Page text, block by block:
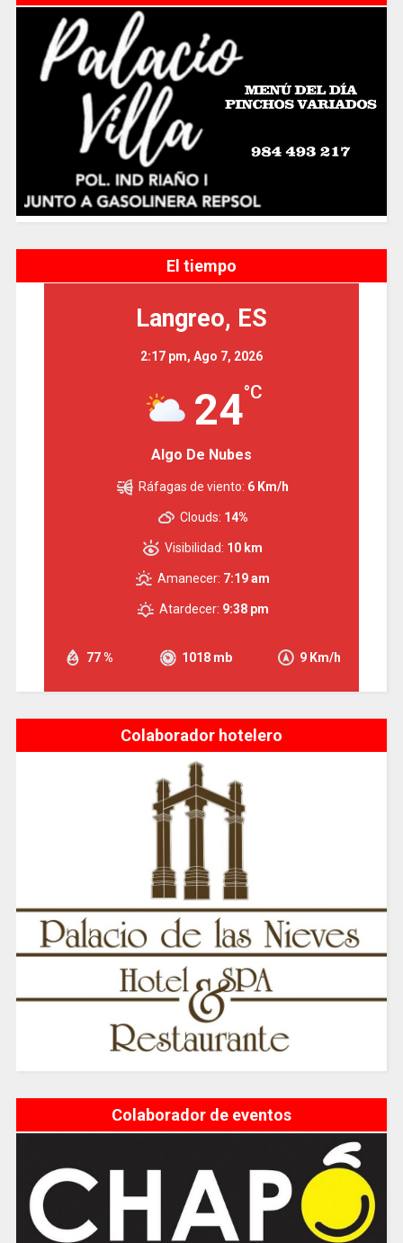
El tiempo
Langreo, ES
2:17 pm, Ago 7, 2026
24°C
Algo De Nubes
77 % 1018 mb 9 Km/h
Ráfagas de viento: 6 Km/h
Clouds: 14%
Visibilidad: 10 km
Amanecer: 7:19 am
Atardecer: 9:38 pm
Colaborador hotelero
Colaborador de eventos